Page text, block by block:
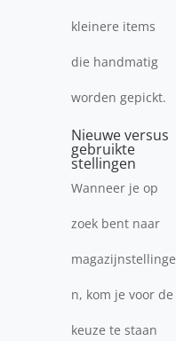
kleinere items
die handmatig
worden gepickt.
Nieuwe versus
gebruikte
stellingen
Wanneer je op
zoek bent naar
magazijnstellinge
n, kom je voor de
keuze te staan